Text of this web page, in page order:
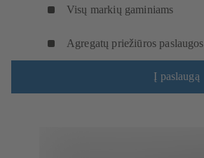
Visų markių gaminiams
Agregatų priežiūros paslaugos
Į paslaugą